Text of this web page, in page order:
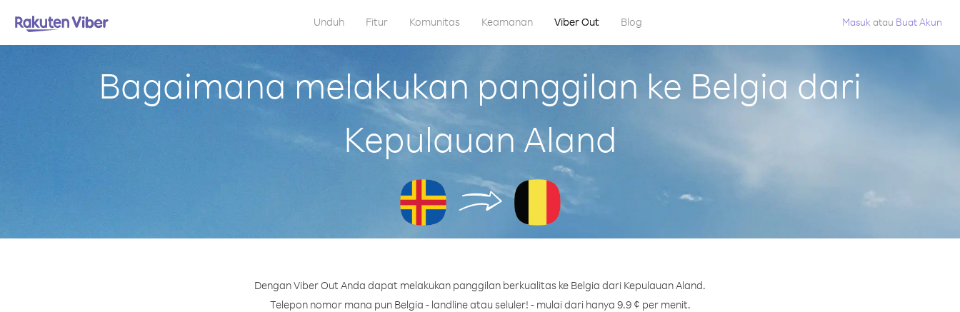
Unduh Fitur Komunitas Keamanan Viber Out Blog Masuk atau Buat Akun
Bagaimana melakukan panggilan ke Belgia dari
Kepulauan Aland
Dengan Viber Out Anda dapat melakukan panggilan berkualitas ke Belgia dari Kepulauan Aland.
Telepon nomor mana pun Belgia - landline atau seluler! - mulai dari hanya 9.9 ¢ per menit.